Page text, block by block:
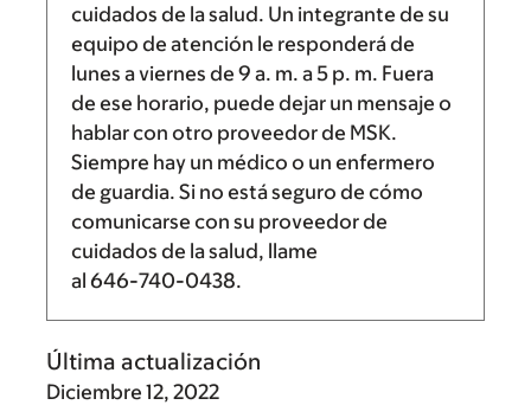
cuidados de la salud. Un integrante de su
equipo de atención le responderá de
lunes a viernes de 9 a. m. a5 p. m. Fuera
de ese horario, puede dejar un mensaje o
hablar con otro proveedor de MSK.
Siempre hay un médico o un enfermero
de guardia. Si no está seguro de cómo
comunicarse con su proveedor de
cuidados de la salud, llame
al 646-740-0438.
Última actualización
Diciembre 12, 2022